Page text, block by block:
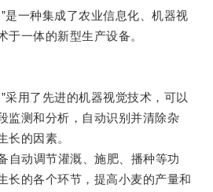
一种集成了农业信息化、机器视
于一体的新型生产设备。
用了先进的机器视觉技术，可以
监测和分析，自动识别并清除杂
长的因素。
动调节灌溉、施肥、播种等功
长的各个环节，提高小麦的产量和